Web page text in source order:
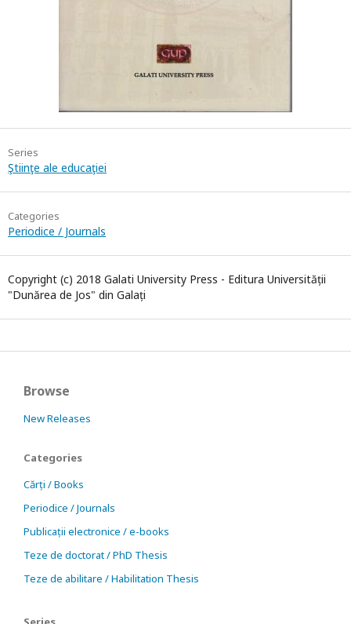
Series
Ştiinţe ale educaţiei
Categories
Periodice / Journals
Copyright (c) 2018 Galati University Press - Editura Universității
"Dunărea de Jos" din Galați
Browse
New Releases
Categories
Cărți / Books
Periodice / Journals
Publicații electronice / e-books
Teze de doctorat / PhD Thesis
Teze de abilitare / Habilitation Thesis